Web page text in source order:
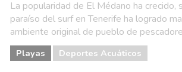
La popularidad de El Médano ha crecido,
paraíso del surf en Tenerife ha logrado
ambiente original de pueblo de
Playas Deportes Acuáticos